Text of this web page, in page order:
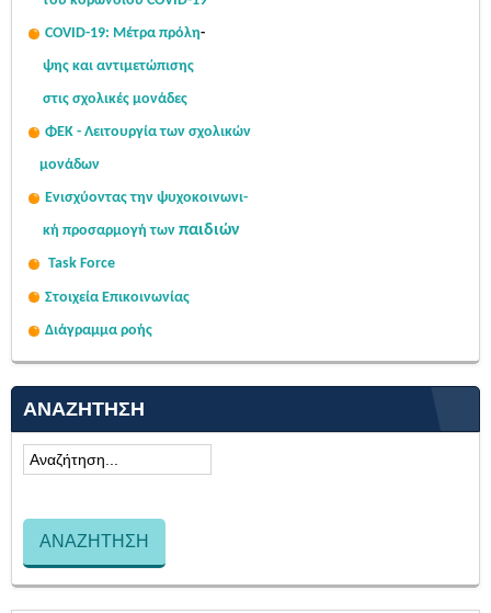
COVID-19: Μέτρα πρόλη-
ψης και αντιμετώπισης
στις σχολικές μονάδες
ΦΕΚ - Λειτουργία των σχολικών
μονάδων
Ενισχύοντας την ψυχοκοινωνι-
κή προσαρμογή των παιδιών
Task Force
Στοιχεία Επικοινωνίας
Διάγραμμα ροής
ΑΝΑΖΉΤΗΣΗ